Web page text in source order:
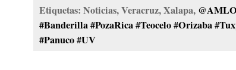
Etiquetas: Noticias, Veracruz, Xalapa,
#Banderilla #PozaRica #Teocelo #Orizaba
#Panuco #UV